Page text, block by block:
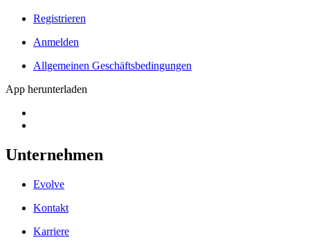
Registrieren
Anmelden
Allgemeinen Geschäftsbedingungen
App herunterladen
Unternehmen
Evolve
Kontakt
Karriere